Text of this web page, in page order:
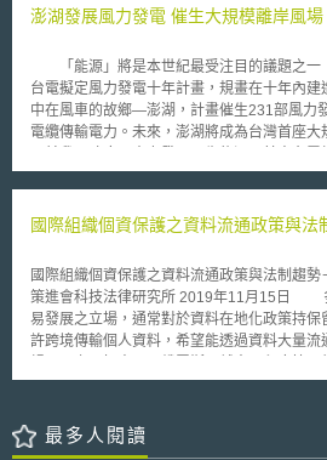
即藥品的吸收、分布、代謝、移轉到人體試驗
件的要求係立基於實用主義及「企業友善（
識別個人、不拘形式及真實性的資訊；針對
call）」的遵循方式亦有細緻化的說明；就各
提供常識性的措施（Common-Sense
合乎常理，使個人資料保護與企業因需求而對
國家在國際傳輸上有較嚴格的限制（必須有相
後，便能將個人資料進行國際傳輸，這樣較彈
為亞太地區的資料與研究中心樞紐。
澎湖發展風力發電 催生大規模離岸風場
「能源」將是本世紀最受注目的議題之一
台電擬定風力發電十年計畫，規畫在十年內
中在風車的故鄉—澎湖，計畫催生231部風力
電纜傳輸電力。未來，澎湖將成為台灣首座大
發電廠，另外，在離島的澎湖也將大量興建
置231部風車。 在荒漠或海上興建風電場，是世界新趨勢，英國 2003
央電網。這些離岸風場不光是建在小島上，還
風車。
國際組織個資保護之資料流通政策與法
國際組織個資保護之資料流通政策與法制趨勢－以數
策進會科技法律研究所 2019年11月15日 多數國際組織基於促進商業貿
易發展之立場，通常對於資料在地化政策持
許跨境傳輸個人資料，希望能透過資料大量流
政策考量，而採取嚴格的資料在地化政策，
Organization, WTO）、亞太經濟合作組織（
Cooperation, APEC）、經濟合作暨發展組織
最多人閱讀